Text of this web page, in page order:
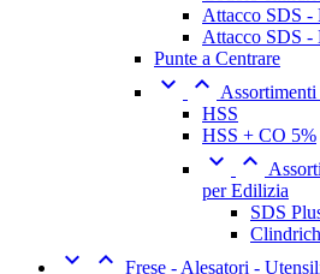
Attacco SDS -
Attacco SDS
Punte a Centrare
  Assortimenti
HSS
HSS + CO 5%
 
per Edilizia
SDS
  Frese - Alesatori -